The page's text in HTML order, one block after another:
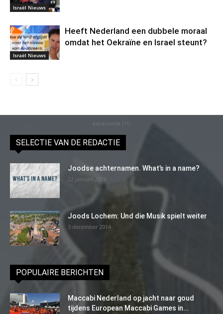
Israël Nieuws
Israël Nieuws
Heeft Nederland een dubbele moraal
omdat het Oekraïne en Israel steunt?
Advertentie (11)
SELECTIE VAN DE REDACTIE
Joodse achternamen. What’s in a name?
22 januari 2016
Joods Lochem: Und die Musik spielt weiter
3 december 2014
POPULAIRE BERICHTEN
Maccabi Nederland op jacht naar goud
tijdens European Maccabi Games in...